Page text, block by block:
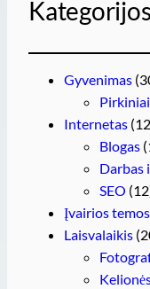
Kategorijos
Gyvenimas
Pirkiniai
Internetas
Blogas
Darbas
SEO
Įvairios temos
Laisvalaikis